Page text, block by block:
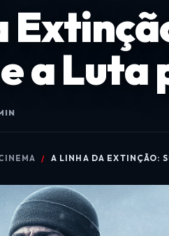
a Luta
A LINHA DA EXTINÇÃO: